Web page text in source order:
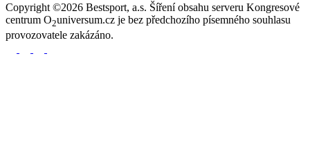
Copyright ©2026 Bestsport, a.s. Šíření obsahu serveru Kongresové
centrum O2universum.cz je bez předchozího písemného souhlasu
provozovatele zakázáno.